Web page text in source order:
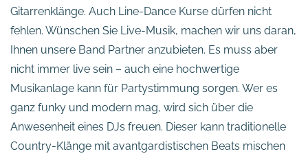
Gitarrenklänge. Auch Line-Dance Kurse dürfen nicht
fehlen. Wünschen Sie Live-Musik, machen wir uns daran,
Ihnen unsere Band Partner anzubieten. Es muss aber
nicht immer live sein – auch eine hochwertige
Musikanlage kann für Partystimmung sorgen. Wer es
ganz funky und modern mag, wird sich über die
Anwesenheit eines DJs freuen. Dieser kann traditionelle
Country-Klänge mit avantgardistischen Beats mischen